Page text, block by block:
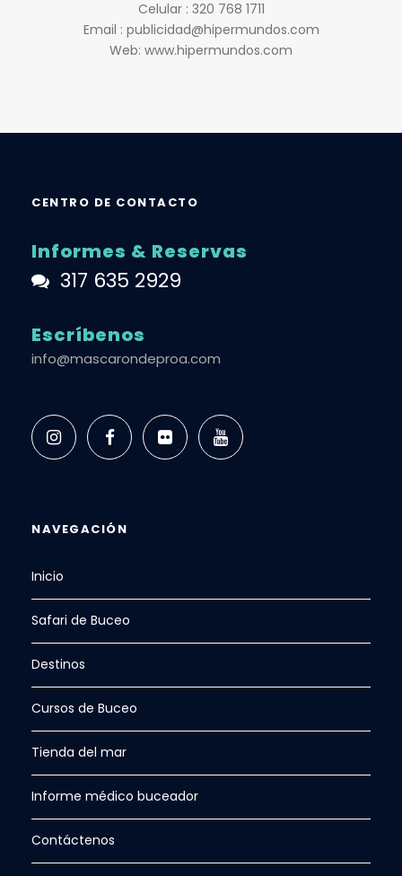
Celular : 320 768 1711
Email : publicidad@hipermundos.com
Web: www.hipermundos.com
CENTRO DE CONTACTO
Informes & Reservas
317 635 2929
Escríbenos
info@mascarondeproa.com
NAVEGACIÓN
Inicio
Safari de Buceo
Destinos
Cursos de Buceo
Tienda del mar
Informe médico buceador
Contáctenos